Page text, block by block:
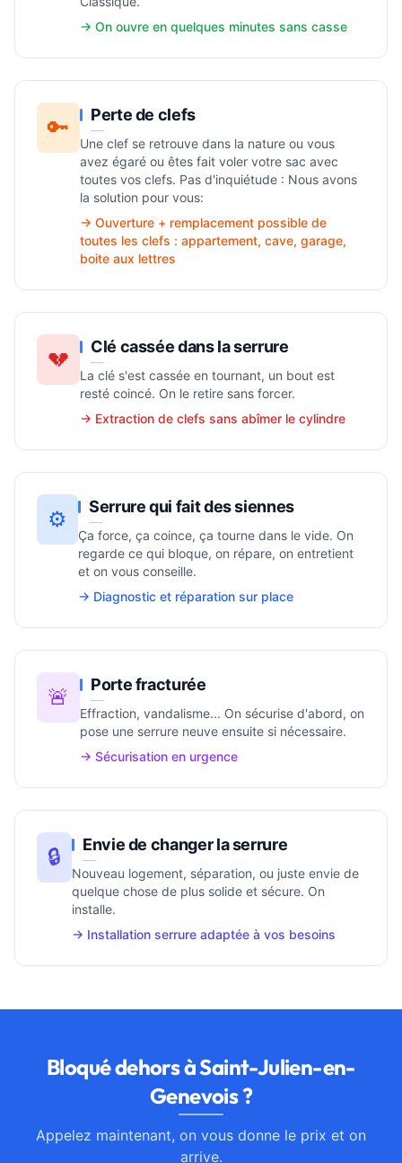
→ On ouvre en quelques minutes sans casse
🔑 Perte de clefs
Une clef se retrouve dans la nature ou vous
avez égaré ou êtes fait voler votre sac avec
toutes vos clefs. Pas d'inquiétude : Nous avons
la solution pour vous:
→ Ouverture + remplacement possible de
toutes les clefs : appartement, cave, garage,
boite aux lettres
💔 Clé cassée dans la serrure
La clé s'est cassée en tournant, un bout est
resté coincé. On le retire sans forcer.
→ Extraction de clefs sans abîmer le cylindre
⚙️ Serrure qui fait des siennes
Ça force, ça coince, ça tourne dans le vide. On
regarde ce qui bloque, on répare, on entretient
et on vous conseille.
→ Diagnostic et réparation sur place
🚨 Porte fracturée
Effraction, vandalisme... On sécurise d'abord, on
pose une serrure neuve ensuite si nécessaire.
→ Sécurisation en urgence
🔒 Envie de changer la serrure
Nouveau logement, séparation, ou juste envie de
quelque chose de plus solide et sécure. On
installe.
→ Installation serrure adaptée à vos besoins
Bloqué dehors à Saint-Julien-en-
Genevois ?
Appelez maintenant, on vous donne le prix et on
arrive.